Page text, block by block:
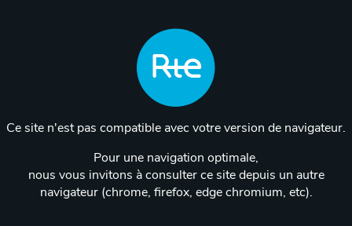
Ce site n'est pas compatible avec votre version de navigateur.
Pour une navigation optimale,
nous vous invitons à consulter ce site depuis un autre
navigateur (chrome, firefox, edge chromium, etc).